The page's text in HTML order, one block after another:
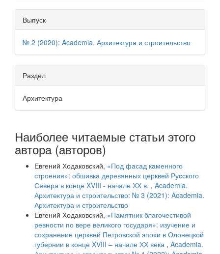
Выпуск
№ 2 (2020): Academia. Архитектура и строительство
Раздел
Архитектура
Наиболее читаемые статьи этого
автора (авторов)
Евгений Ходаковский, «Под фасад каменного
строения»: обшивка деревянных церквей Русского
Севера в конце XVIII - начале ХХ в. , Academia.
Архитектура и строительство: № 3 (2021): Academia.
Архитектура и строительство
Евгений Ходаковский, «Памятник благочестивой
ревности по вере великого государя»: изучение и
сохранение церквей Петровской эпохи в Олонецкой
губернии в конце XVIII – начале ХХ века , Academia.